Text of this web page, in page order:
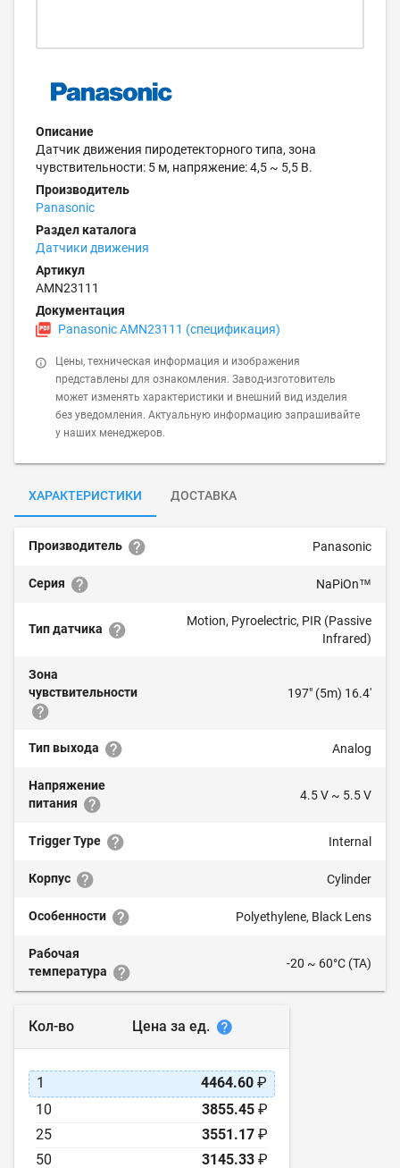
Описание
Датчик движения пиродетекторного типа, зона
чувствительности: 5 м, напряжение: 4,5 ~ 5,5 В.
Производитель
Panasonic
Раздел каталога
Датчики движения
Артикул
AMN23111
Документация
Panasonic AMN23111 (спецификация)
Цены, техническая информация и изображения
представлены для ознакомления. Завод-изготовитель
может изменять характеристики и внешний вид изделия
без уведомления. Актуальную информацию запрашивайте
у наших менеджеров.
ХАРАКТЕРИСТИКИ ДОСТАВКА
Производитель Panasonic
Серия NaPiOn™
Тип датчика
Motion, Pyroelectric, PIR (Passive
Infrared)
Зона
чувствительности
197" (5m) 16.4'
Тип выхода Analog
Напряжение
питания
4.5 V ~ 5.5 V
Trigger Type Internal
Корпус Cylinder
Особенности Polyethylene, Black Lens
Рабочая
температура
-20 ~ 60°C (TA)
Кол-во Цена за ед.
1 4464.60 ₽
10
3855.45 ₽
25
3551.17 ₽
50
3145.33 ₽